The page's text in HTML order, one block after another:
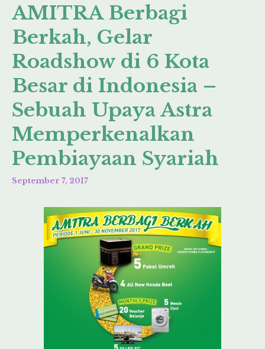
AMITRA Berbagi
Berkah, Gelar
Roadshow di 6 Kota
Besar di Indonesia –
Sebuah Upaya Astra
Memperkenalkan
Pembiayaan Syariah
September 7, 2017